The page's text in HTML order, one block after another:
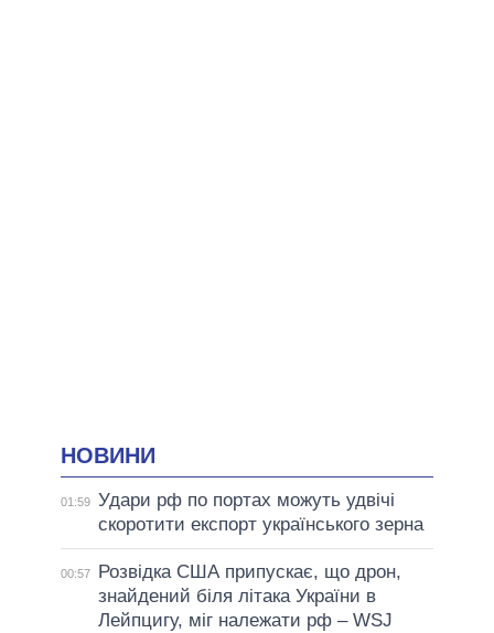
НОВИНИ
01:59 Удари рф по портах можуть удвічі
скоротити експорт українського зерна
00:57
Розвідка США припускає, що дрон,
знайдений біля літака України в
Лейпцигу, міг належати рф – WSJ